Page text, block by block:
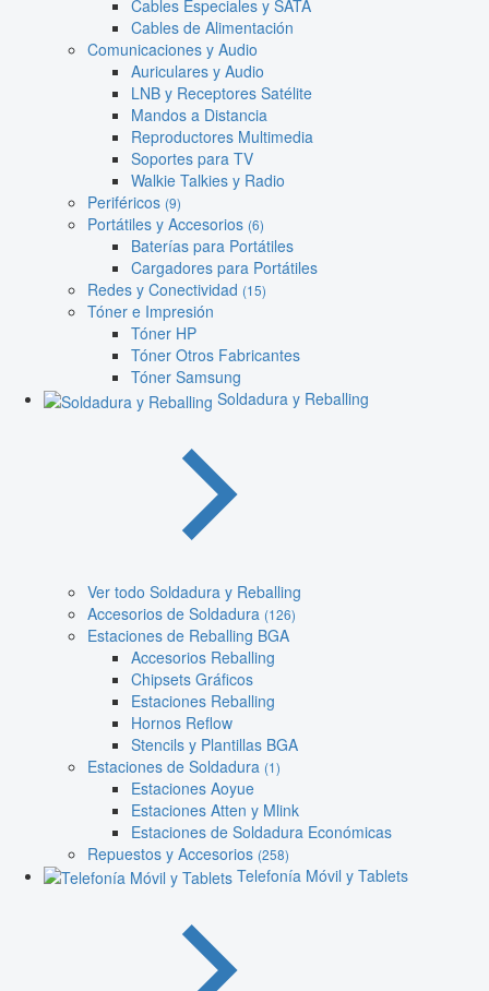
Cables Especiales y SATA
Cables de Alimentación
Comunicaciones y Audio
Auriculares y Audio
LNB y Receptores Satélite
Mandos a Distancia
Reproductores Multimedia
Soportes para TV
Walkie Talkies y Radio
Periféricos (9)
Portátiles y Accesorios (6)
Baterías para Portátiles
Cargadores para Portátiles
Redes y Conectividad (15)
Tóner e Impresión
Tóner HP
Tóner Otros Fabricantes
Tóner Samsung
Soldadura y Reballing
Ver todo Soldadura y Reballing
Accesorios de Soldadura (126)
Estaciones de Reballing BGA
Accesorios Reballing
Chipsets Gráficos
Estaciones Reballing
Hornos Reflow
Stencils y Plantillas BGA
Estaciones de Soldadura (1)
Estaciones Aoyue
Estaciones Atten y Mlink
Estaciones de Soldadura Económicas
Repuestos y Accesorios (258)
Telefonía Móvil y Tablets